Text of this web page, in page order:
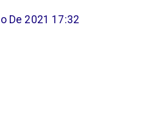
De 2021 17:32